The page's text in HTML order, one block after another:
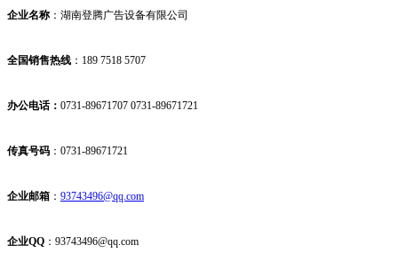
企业名称 ：湖南登腾广告设备有限公司
全国销售热线 ： 189 7518 5707
办公电话： 0731-89671707 0731-89671721
传真号码 ： 0731-89671721
企业邮箱 ： 93743496@qq.com
企业QQ ： 93743496@qq.com